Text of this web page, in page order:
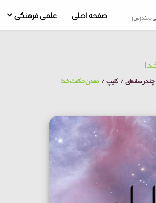
صفحه اصلی علمی فرهنگی
چند رسانه‌ای کلیپ معدن حکمت خدا